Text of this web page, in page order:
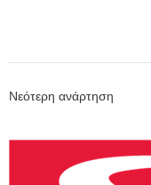
Νεότερη ανάρτηση